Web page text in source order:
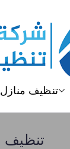
تنظيف
تنظيف